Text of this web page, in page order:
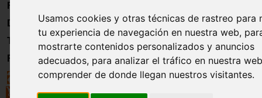
Usamos cookies y otras técnicas de rastreo para
tu experiencia de navegación en nuestra web,
mostrarte contenidos personalizados y anuncios
adecuados, para analizar el tráfico en nuestra
comprender de donde llegan nuestros visitantes.
Formación
Directorio
Trabajo
Registro